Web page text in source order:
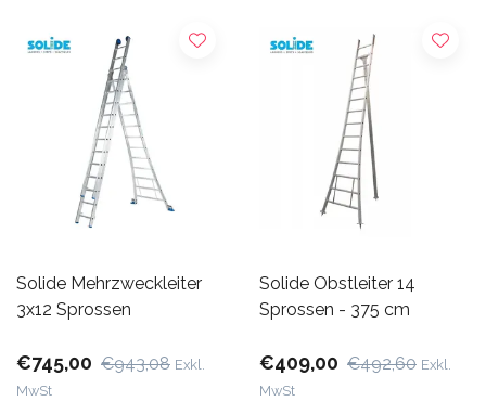
Solide Mehrzweckleiter
3x12 Sprossen
€745,00 €943,08 Exkl.
MwSt
Solide Obstleiter 14
Sprossen - 375 cm
€409,00 €492,60 Exkl.
MwSt